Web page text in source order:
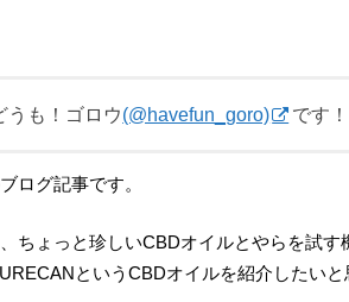
うも！ゴロウ(@havefun_goro) です！
ログ記事です。
ちょっと珍しいCBDオイルとやらを試
というCBDオイルを紹介したいと